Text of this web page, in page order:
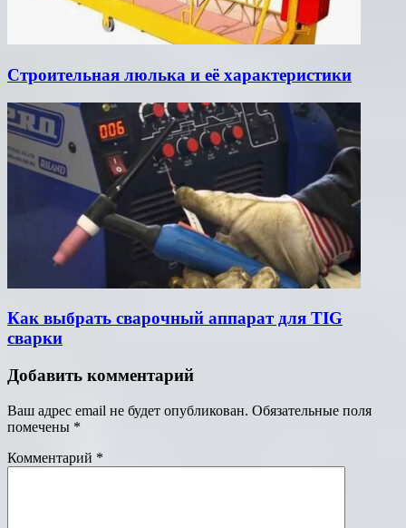
Строительная люлька и её характеристики
Как выбрать сварочный аппарат для TIG
сварки
Добавить комментарий
Ваш адрес email не будет опубликован. Обязательные поля
помечены *
Комментарий *